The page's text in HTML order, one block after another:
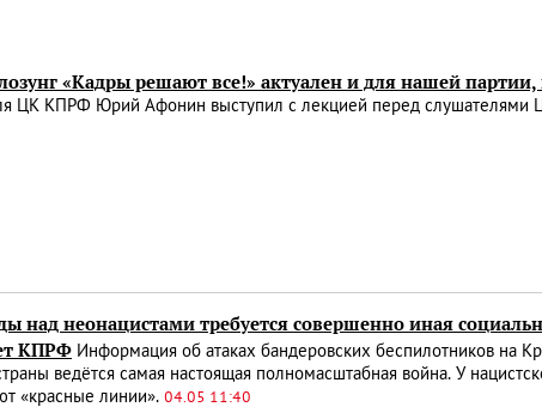
«Кадры решают все!» актуален и для нашей партии,
ЦК КПРФ Юрий Афонин выступил с лекцией перед слушателями
над неонацистами требуется совершенно иная
КПРФ Информация об атаках бандеровских беспилотников на
ведётся самая настоящая полномасштабная война. У
«красные линии». 04.05 11:40